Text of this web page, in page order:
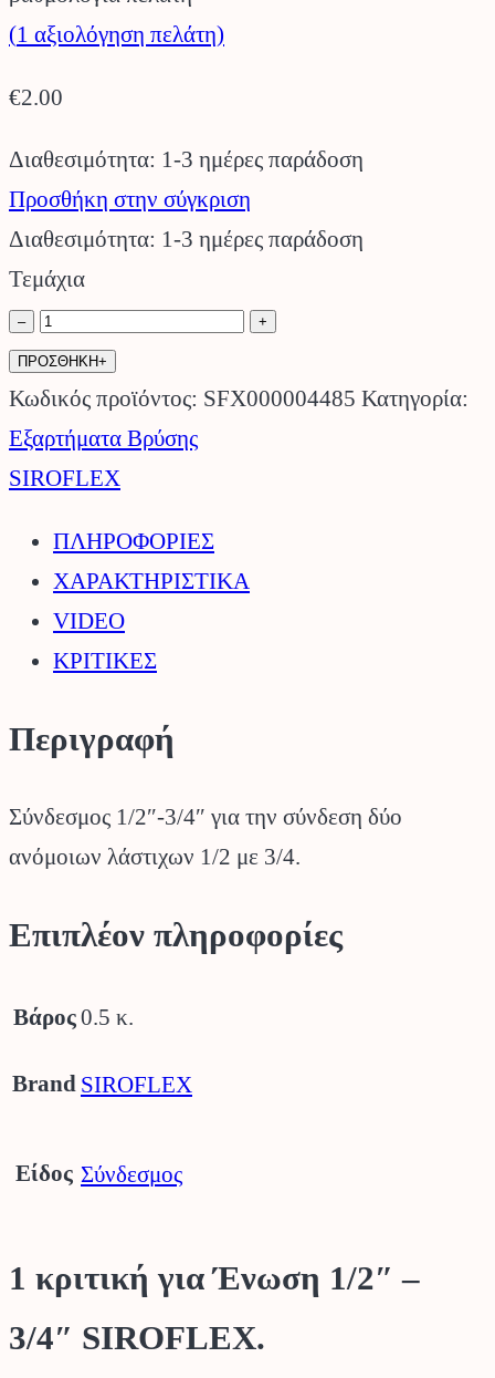
(1 αξιολόγηση πελάτη)
€2.00
Διαθεσιμότητα: 1-3 ημέρες παράδοση
Προσθήκη στην σύγκριση
Διαθεσιμότητα: 1-3 ημέρες παράδοση
Τεμάχια
–
Ένωση
1/2"
–
3/4"
SIROFLEX.
+
ΠΡΟΣΘΗΚΗ+
Κωδικός προϊόντος: SFX000004485 Κατηγορία:
Εξαρτήματα Βρύσης
SIROFLEX
ΠΛΗΡΟΦΟΡΙΕΣ
ΧΑΡΑΚΤΗΡΙΣΤΙΚΑ
VIDEO
ΚΡΙΤΙΚΕΣ
Περιγραφή
Σύνδεσμος 1/2″-3/4″ για την σύνδεση δύο
ανόμοιων λάστιχων 1/2 με 3/4.
Επιπλέον πληροφορίες
Βάρος 0.5 κ.
Brand SIROFLEX
Είδος Σύνδεσμος
1 κριτική γιαΈνωση 1/2″ –
3/4″ SIROFLEX.